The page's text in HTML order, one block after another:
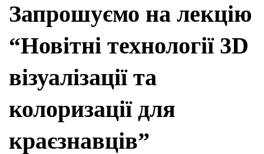
Запрошуємо на лекцію
“Новітні технології 3D
візуалізації та
колоризації для
краєзнавців”